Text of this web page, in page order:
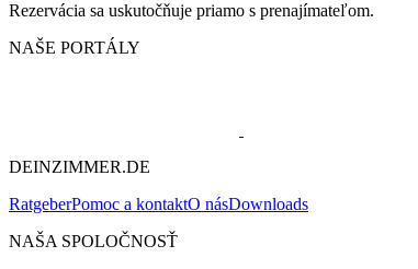
Rezervácia sa uskutočňuje priamo s prenajímateľom.
NAŠE PORTÁLY
DEINZIMMER.DE
RatgeberPomoc a kontaktO násDownloads
NAŠA SPOLOČNOSŤ